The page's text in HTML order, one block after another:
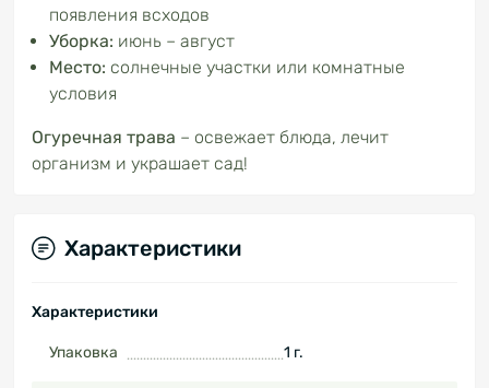
появления всходов
Уборка: июнь – август
Место: солнечные участки или комнатные
условия
Огуречная трава – освежает блюда, лечит
организм и украшает сад!
Характеристики
Характеристики
Упаковка 1 г.